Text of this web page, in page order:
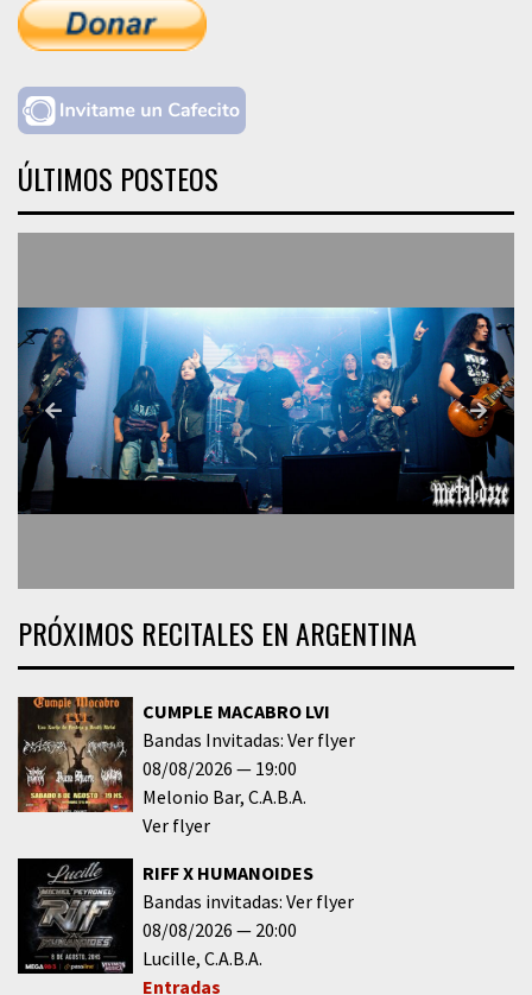
ÚLTIMOS POSTEOS
PRÓXIMOS RECITALES EN ARGENTINA
CUMPLE MACABRO LVI
Bandas Invitadas: Ver flyer
08/08/2026
19:00
Melonio Bar C.A.B.A.
Ver flyer
RIFF X HUMANOIDES
Bandas invitadas: Ver flyer
08/08/2026
20:00
Lucille C.A.B.A.
Entradas